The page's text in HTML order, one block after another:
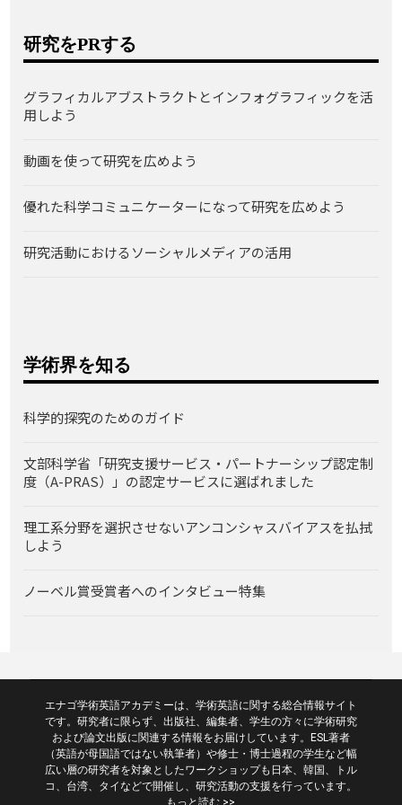
研究をPRする
グラフィカルアブストラクトとインフォグラフィックを活
用しよう
動画を使って研究を広めよう
優れた科学コミュニケーターになって研究を広めよう
研究活動におけるソーシャルメディアの活用
学術界を知る
科学的探究のためのガイド
文部科学省「研究支援サービス・パートナーシップ認定制
度（A-PRAS）」の認定サービスに選ばれました
理工系分野を選択させないアンコンシャスバイアスを払拭
しよう
ノーベル賞受賞者へのインタビュー特集
エナゴ学術英語アカデミーは、学術英語に関する総合情報サイト
です。研究者に限らず、出版社、編集者、学生の方々に学術研究
および論文出版に関連する情報をお届けしています。ESL著者
（英語が母国語ではない執筆者）や修士・博士過程の学生など幅
広い層の研究者を対象としたワークショップも日本、韓国、トル
コ、台湾、タイなどで開催し、研究活動の支援を行っています。
もっと読む >>